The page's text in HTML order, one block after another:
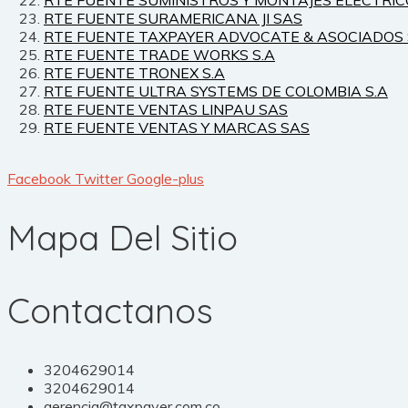
RTE FUENTE SURAMERICANA JI SAS
RTE FUENTE TAXPAYER ADVOCATE & ASOCIADOS
RTE FUENTE TRADE WORKS S.A
RTE FUENTE TRONEX S.A
RTE FUENTE ULTRA SYSTEMS DE COLOMBIA S.A
RTE FUENTE VENTAS LINPAU SAS
RTE FUENTE VENTAS Y MARCAS SAS
Facebook Twitter Google-plus
Mapa Del Sitio
Contactanos
3204629014
3204629014